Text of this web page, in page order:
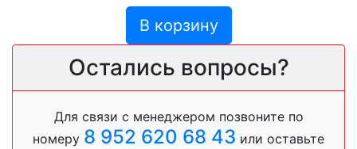
В корзину
Остались вопросы?
Для связи с менеджером позвоните по
номеру 8 952 620 68 43 или оставьте